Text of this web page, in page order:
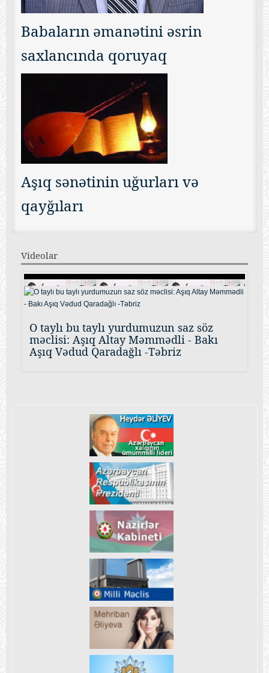
Babaların əmanətini əsrin
saxlancında qoruyaq
Aşıq sənətinin uğurları və
qayğıları
Videolar
O taylı bu taylı yurdumuzun saz söz
məclisi: Aşıq Altay Məmmədli - Bakı
Aşıq Vədud Qaradağlı -Təbriz